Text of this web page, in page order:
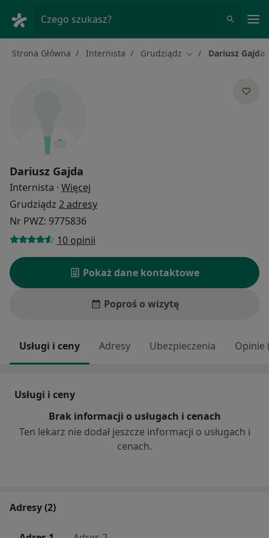
Czego szukasz?
Strona Główna Internista Grudziądz Zmień miasto
Dariusz Gajda
Dariusz Gajda
Internista · Więcej
Grudziądz 2 adresy
Nr PWZ: 9775836
10 opinii
Pokaż dane kontaktowe
Poproś o wizytę
Usługi i ceny Adresy Ubezpieczenia Opinie
Usługi i ceny
Brak informacji o usługach i cenach
Ten lekarz nie dodał jeszcze informacji o usługach i
cenach.
Adresy (2)